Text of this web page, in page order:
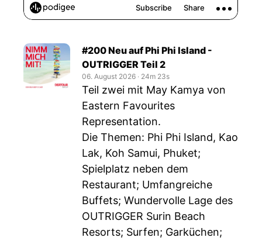
#200 Neu auf Phi Phi Island -
OUTRIGGER Teil 2
06. August 2026 ‧ 24m 23s
Teil zwei mit May Kamya von
Eastern Favourites
Representation.
Die Themen: Phi Phi Island, Kao
Lak, Koh Samui, Phuket;
Spielplatz neben dem
Restaurant; Umfangreiche
Buffets; Wundervolle Lage des
OUTRIGGER Surin Beach
Resorts; Surfen; Garküchen;